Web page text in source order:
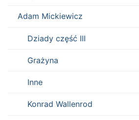
Adam Mickiewicz
Dziady część III
Grażyna
Inne
Konrad Wallenrod